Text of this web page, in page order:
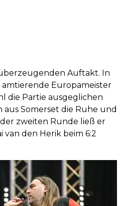
Auftakt. In
Europameister
die Partie ausgeglichen
Somerset die Ruhe und
zweiten Runde ließ er
van den Herik beim 6:2